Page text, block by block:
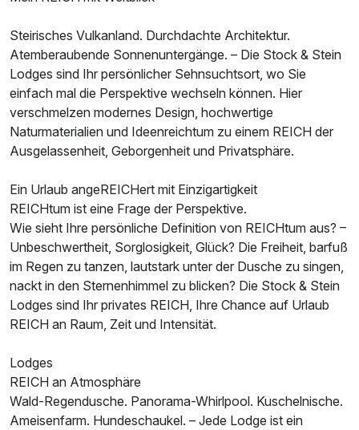
Ausstattung
Steirisches Vulkanland. Durchdachte Architektur.
Atemberaubende Sonnenuntergänge. – Die Stock & Stein
Lodges sind Ihr persönlicher Sehnsuchtsort, wo Sie
einfach mal die Perspektive wechseln können. Hier
verschmelzen modernes Design, hochwertige
Naturmaterialien und Ideenreichtum zu einem REICH der
Ausgelassenheit, Geborgenheit und Privatsphäre.
Ein Urlaub angeREICHert mit Einzigartigkeit
REICHtum ist eine Frage der Perspektive.
Wie sieht Ihre persönliche Definition von REICHtum aus? –
Unbeschwertheit, Sorglosigkeit, Glück? Die Freiheit, barfuß
im Regen zu tanzen, lautstark unter der Dusche zu singen,
nackt in den Sternenhimmel zu blicken? Die Stock & Stein
Lodges sind Ihr privates REICH, Ihre Chance auf Urlaub
REICH an Raum, Zeit und Intensität.
Lodges
REICH an Atmosphäre
Wald-Regendusche. Panorama-Whirlpool. Kuschelnische.
Ameisenfarm. Hundeschaukel. – Jede Lodge ist ein